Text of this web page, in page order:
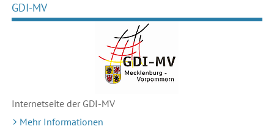
GDI-MV
Internetseite der GDI-MV
Mehr Informationen